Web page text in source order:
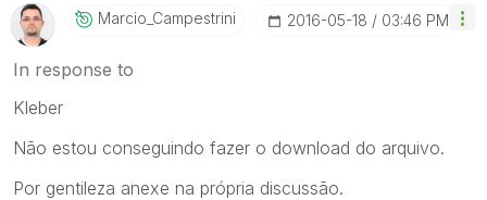
Marcio_CampestrIni ‎2016-05-18 03:46 PM
In response to
Kleber
Não estou conseguindo fazer o download do arquivo.
Por gentileza anexe na própria discussão.